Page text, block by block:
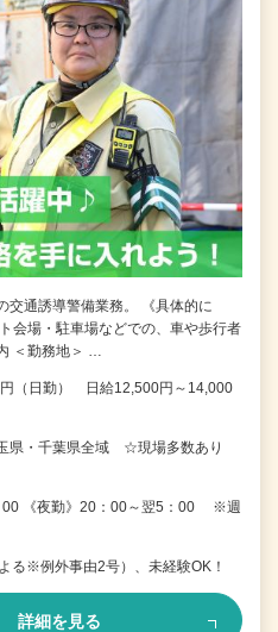
交通誘導警備業務。 《具体的に
場・駐車場などでの、車や歩行者
＜勤務地＞ …
（日勤） 日給12,500円～14,000
県・千葉県全域 ☆現場多数あり
00 《夜勤》20：00～翌5：00 ※週
る※例外事由2号）、未経験OK！
詳細を見る